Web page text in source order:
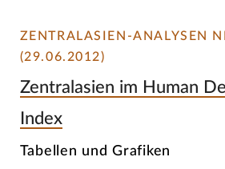
ZENTRALASIEN-ANALYSEN
(29.06.2012)
Zentralasien im Human
Index
Tabellen und Grafiken